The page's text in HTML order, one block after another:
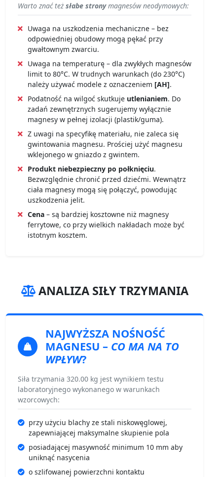
Warto znać też słabe stronymagnesów neodymowych:
Uwaga na uszkodzenia mechaniczne – bez
odpowiedniej obudowy mogą pękać przy
gwałtownym zwarciu.
Uwaga na temperaturę – dla zwykłych magnesów
limit to 80°C. W trudnych warunkach (do 230°C)
należy używać modele z oznaczeniem [AH].
Podatność na wilgoć skutkuje utlenianiem. Do
zadań zewnętrznych sugerujemy wyłącznie
magnesy w pełnej izolacji (plastik/guma).
Z uwagi na specyfikę materiału, nie zaleca się
gwintowania magnesu. Prościej użyć magnesu
wklejonego w gniazdo z gwintem.
Produkt niebezpieczny po połknięciu.
Bezwzględnie chronić przed dziećmi. Wewnątrz
ciała magnesy mogą się połączyć, powodując
uszkodzenia jelit.
Cena – są bardziej kosztowne niż magnesy
ferrytowe, co przy wielkich nakładach może być
istotnym kosztem.
ANALIZA SIŁY TRZYMANIA
NAJWYŻSZA NOŚNOŚĆ
MAGNESU – CO MA NA TO
WPŁYW?
Siła trzymania 320.00 kg jest wynikiem testu
laboratoryjnego wykonanego w warunkach
wzorcowych:
przy użyciu blachy ze stali niskowęglowej,
zapewniającej maksymalne skupienie pola
posiadającej masywność minimum 10 mm aby
uniknąć nasycenia
o szlifowanej powierzchni kontaktu